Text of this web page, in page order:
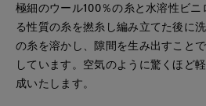
極細のウール100％の糸と水溶性ビ
る性質の糸を撚糸し編み立てた後に
の糸を溶かし、隙間を生み出すこと
しています。空気のように驚くほど
成いたします。